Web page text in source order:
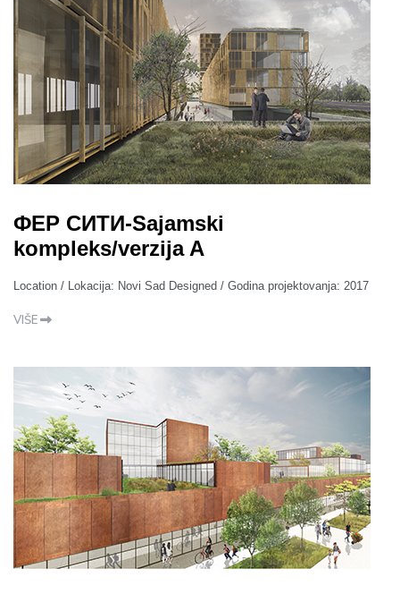
ФЕР СИТИ-Sajamski
kompleks/verzija A
Location / Lokacija: Novi Sad Designed / Godina projektovanja: 2017
VIŠE